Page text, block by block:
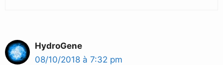
HydroGene
08/10/2018 à 7:32 pm